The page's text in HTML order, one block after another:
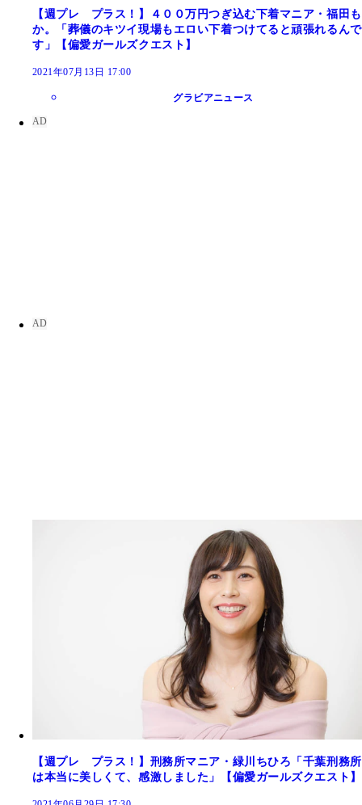
【週プレ プラス！】４００万円つぎ込む下着マニア・福田も
か。「葬儀のキツイ現場もエロい下着つけてると頑張れるんで
す」【偏愛ガールズクエスト】
2021年07月13日 17:00
グラビアニュース
【週プレ プラス！】刑務所マニア・緑川ちひろ「千葉刑務所
は本当に美しくて、感激しました」【偏愛ガールズクエスト】